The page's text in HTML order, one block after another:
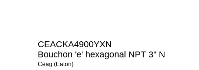
CEACKA4900YXN
Bouchon 'e' hexagonal NPT 3" N
Ceag (Eaton)